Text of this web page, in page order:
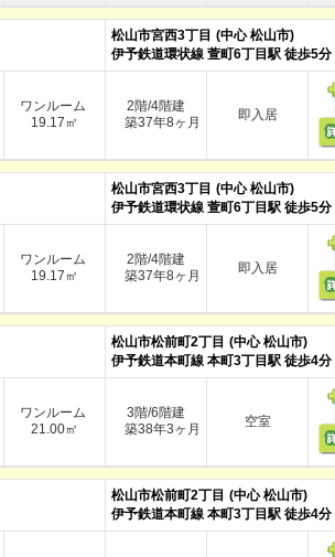
松山市宮西3丁目 (中心 松山市)
伊予鉄道環状線 萱町6丁目駅 徒歩5分
ワンルーム
19.17㎡
2階/4階建
築37年8ヶ月
即入居
松山市宮西3丁目 (中心 松山市)
伊予鉄道環状線 萱町6丁目駅 徒歩5分
ワンルーム
19.17㎡
2階/4階建
築37年8ヶ月
即入居
松山市松前町2丁目 (中心 松山市)
伊予鉄道本町線 本町3丁目駅 徒歩4分
ワンルーム
21.00㎡
3階/6階建
築38年3ヶ月
空室
松山市松前町2丁目 (中心 松山市)
伊予鉄道本町線 本町3丁目駅 徒歩4分